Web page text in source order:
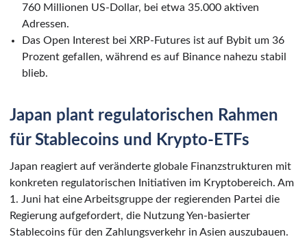
760 Millionen US-Dollar, bei etwa 35.000 aktiven
Adressen.
Das Open Interest bei XRP-Futures ist auf Bybit um 36
Prozent gefallen, während es auf Binance nahezu stabil
blieb.
Japan plant regulatorischen Rahmen
für Stablecoins und Krypto-ETFs
Japan reagiert auf veränderte globale Finanzstrukturen mit
konkreten regulatorischen Initiativen im Kryptobereich. Am
1. Juni hat eine Arbeitsgruppe der regierenden Partei die
Regierung aufgefordert, die Nutzung Yen-basierter
Stablecoins für den Zahlungsverkehr in Asien auszubauen.